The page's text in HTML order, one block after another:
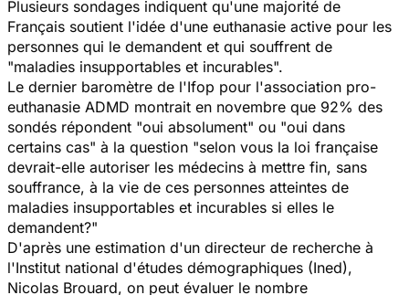
Plusieurs sondages indiquent qu'une majorité de
Français soutient l'idée d'une euthanasie active pour les
personnes qui le demandent et qui souffrent de
"maladies insupportables et incurables".
Le dernier baromètre de l'Ifop pour l'association pro-
euthanasie ADMD montrait en novembre que 92% des
sondés répondent "oui absolument" ou "oui dans
certains cas" à la question "selon vous la loi française
devrait-elle autoriser les médecins à mettre fin, sans
souffrance, à la vie de ces personnes atteintes de
maladies insupportables et incurables si elles le
demandent?"
D'après une estimation d'un directeur de recherche à
l'Institut national d'études démographiques (Ined),
Nicolas Brouard, on peut évaluer le nombre